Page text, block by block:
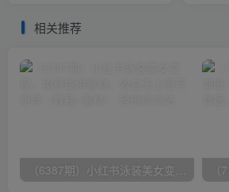
相关推荐
（6387期）小红书泳装美女变现，免费提供素材，收益无上限可矩阵（教程+素材）